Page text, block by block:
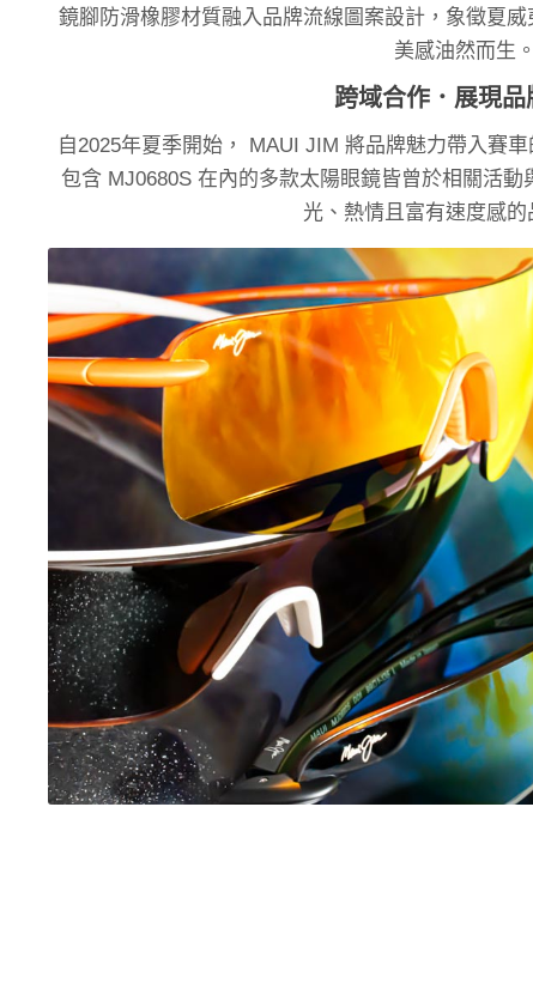
鏡腳防滑橡膠材質融入品牌流線圖案設計，象徵夏
美感油然而生。
跨域合作．展現品
自2025年夏季開始， MAUI JIM 將品牌魅力帶入賽
包含 MJ0680S 在內的多款太陽眼鏡皆曾於相關活
光、熱情且富有速度感的